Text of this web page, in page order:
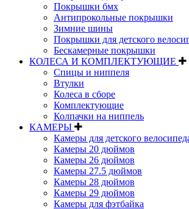
Покрышки бмх
Антипрокольные покрышки
Зимние шины
Покрышки для детского
Бескамерные покрышки
КОЛЕСА И КОМПЛЕКТУЮЩИЕ
Спицы и ниппеля
Втулки
Колеса в сборе
Комплектующие
Колпачки на ниппель
КАМЕРЫ
Камеры для детского
Камеры 20 дюймов
Камеры 26 дюймов
Камеры 27.5 дюймов
Камеры 28 дюймов
Камеры 29 дюймов
Камеры для фэтбайка